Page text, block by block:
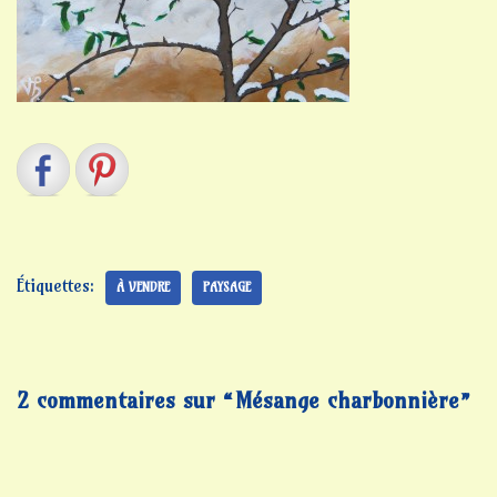
Étiquettes: À VENDRE PAYSAGE
2 commentaires sur “Mésange charbonnière”